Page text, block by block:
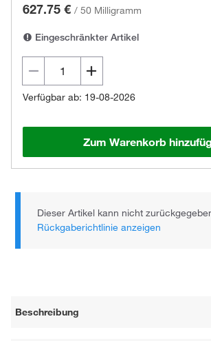
627.75 € / 50 Milligramm
Eingeschränkter Artikel
Verfügbar ab: 19-08-2026
Zum Warenkorb
Dieser Artikel kann nicht
Rückgaberichtlinie anzeigen
Beschreibung